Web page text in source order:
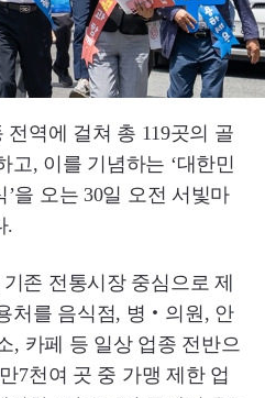
전역에 걸쳐 총 119곳의 골
고, 이를 기념하는 ‘대한민
을 오는 30일 오전 서빛마
.
존 전통시장 중심으로 제
처를 음식점, 병‧의원, 안
, 카페 등 일상 업종 전반으
7천여 곳 중 가맹 제한 업